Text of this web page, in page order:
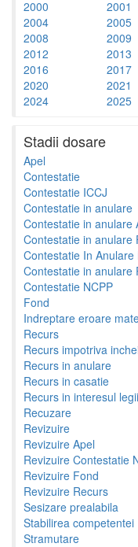
2000 2001
2004
2005
2008
2009
2012
2013
2016
2017
2020
2021
2024
2025
Stadii dosare
Apel
Contestatie
Contestatie ICCJ
Contestatie in anulare
Contestatie in anulare
Contestatie in anulare
Contestatie In Anulare
Contestatie in anulare
Contestatie NCPP
Fond
Indreptare eroare
Recurs
Recurs impotriva
Recurs in anulare
Recurs in casatie
Recurs in interesul legii
Recuzare
Revizuire
Revizuire Apel
Revizuire Contestatie
Revizuire Fond
Revizuire Recurs
Sesizare prealabila
Stabilirea competentei
Stramutare